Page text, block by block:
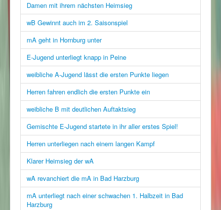
Damen mit ihrem nächsten Heimsieg
wB Gewinnt auch im 2. Saisonspiel
mA geht in Hornburg unter
E-Jugend unterliegt knapp in Peine
weibliche A-Jugend lässt die ersten Punkte liegen
Herren fahren endlich die ersten Punkte ein
weibliche B mit deutlichen Auftaktsieg
Gemischte E-Jugend startete in ihr aller erstes Spiel!
Herren unterliegen nach einem langen Kampf
Klarer Heimsieg der wA
wA revanchiert die mA in Bad Harzburg
mA unterliegt nach einer schwachen 1. Halbzeit in Bad
Harzburg